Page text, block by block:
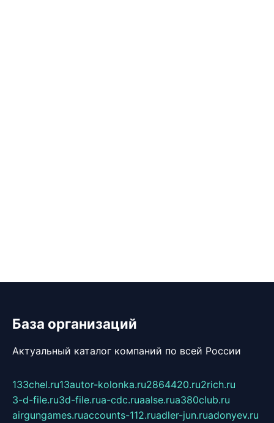
База организаций
Актуальный каталог компаний по всей России
133chel.ru13autor-kolonka.ru2864420.ru2rich.ru
3-d-file.ru3d-file.rua-cdc.ruaalse.rua380club.ru
airgungames.ruaccounts-112.ruadler-jun.ruadonyev.ru